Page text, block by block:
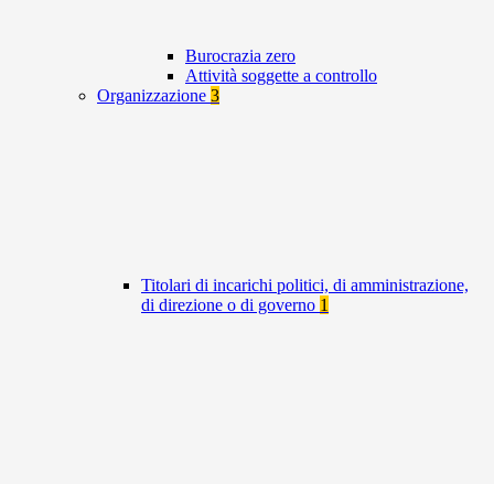
Burocrazia zero
Attività soggette a controllo
Organizzazione 3
Titolari di incarichi politici, di amministrazione,
di direzione o di governo 1